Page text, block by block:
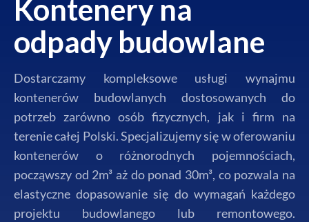
Kontenery na
odpady budowlane
Dostarczamy kompleksowe usługi wynajmu
kontenerów budowlanych dostosowanych do
potrzeb zarówno osób fizycznych, jak i firm na
terenie całej Polski. Specjalizujemy się w oferowaniu
kontenerów o różnorodnych pojemnościach,
począwszy od 2m³ aż do ponad 30m³, co pozwala na
elastyczne dopasowanie się do wymagań każdego
projektu budowlanego lub remontowego.